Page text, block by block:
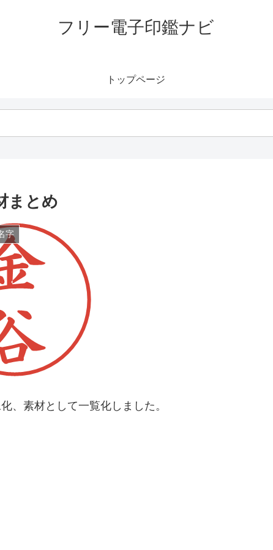
フリー電子印鑑ナビ
トップページ
まとめ
字
、素材として一覧化しました。